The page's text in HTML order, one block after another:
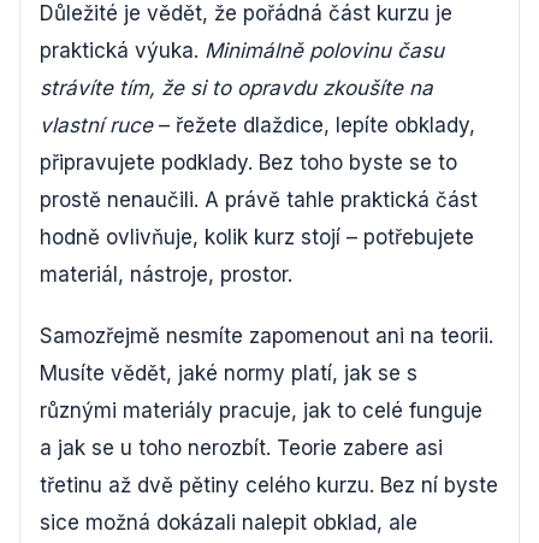
Důležité je vědět, že pořádná část kurzu je
praktická výuka. Minimálně polovinu času
strávíte tím, že si to opravdu zkoušíte na
vlastní ruce– řežete dlaždice, lepíte obklady,
připravujete podklady. Bez toho byste se to
prostě nenaučili. A právě tahle praktická část
hodně ovlivňuje, kolik kurz stojí – potřebujete
materiál, nástroje, prostor.
Samozřejmě nesmíte zapomenout ani na teorii.
Musíte vědět, jaké normy platí, jak se s
různými materiály pracuje, jak to celé funguje
a jak se u toho nerozbít. Teorie zabere asi
třetinu až dvě pětiny celého kurzu. Bez ní byste
sice možná dokázali nalepit obklad, ale